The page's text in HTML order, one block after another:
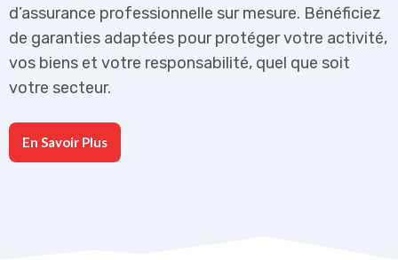
d’assurance professionnelle sur mesure. Bénéficiez
de garanties adaptées pour protéger votre activité,
vos biens et votre responsabilité, quel que soit
votre secteur.
En Savoir Plus